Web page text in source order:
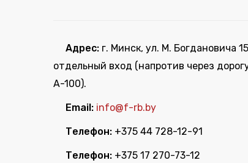
Адрес: г. Минск, ул. М. Богдановича
отдельный вход (напротив через
А-100).
Email: info@f-rb.by
Телефон: +375 44 728-12-91
Телефон: +375 17 270-73-12